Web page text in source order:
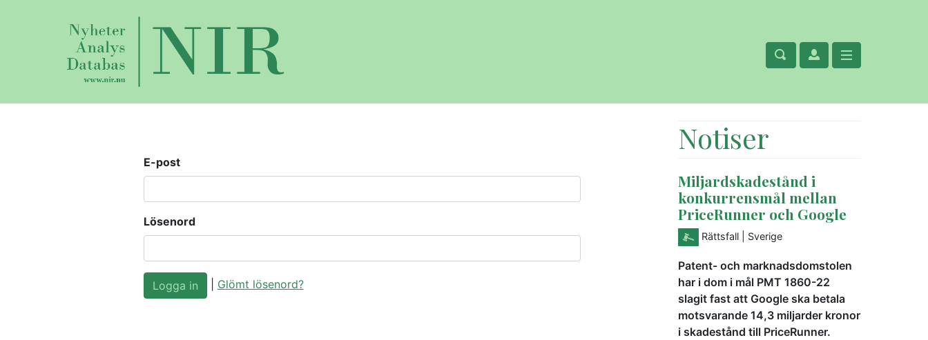
E-post
Lösenord
Glömt lösenord?
Notiser
Miljardskadestånd i
konkurrensmål mellan
PriceRunner och Google
Rättsfall | Sverige
Patent- och marknadsdomstolen
har i dom i mål PMT 1860-22
slagit fast att Google ska betala
motsvarande 14,3 miljarder kronor
i skadestånd till PriceRunner.